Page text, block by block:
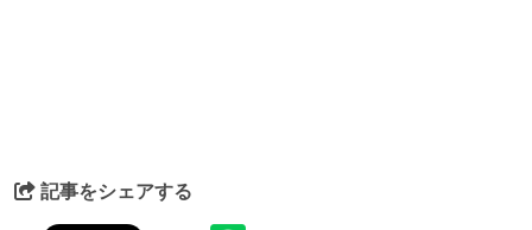
記事をシェアする